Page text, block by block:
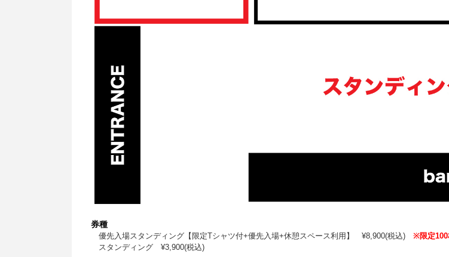
券種
優先入場スタンディング【限定Tシャツ付+優先入場+休憩スペース利用】 ¥8,900(税込) ※限定100
スタンディング ¥3,900(税込)